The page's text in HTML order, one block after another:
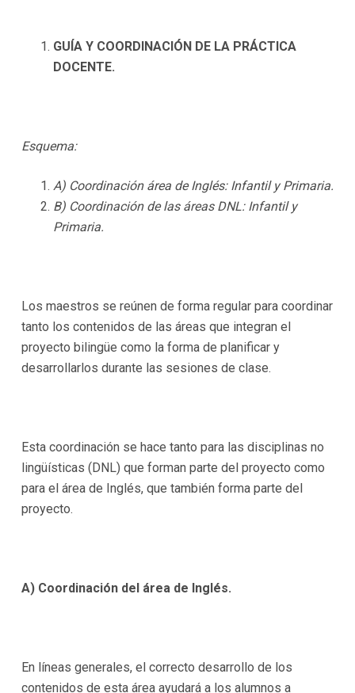
GUÍA Y COORDINACIÓN DE LA PRÁCTICA
DOCENTE.
Esquema:
A) Coordinación área de Inglés: Infantil y Primaria.
B) Coordinación de las áreas DNL: Infantil y
Primaria.
Los maestros se reúnen de forma regular para coordinar
tanto los contenidos de las áreas que integran el
proyecto bilingüe como la forma de planificar y
desarrollarlos durante las sesiones de clase.
Esta coordinación se hace tanto para las disciplinas no
lingüísticas (DNL) que forman parte del proyecto como
para el área de Inglés, que también forma parte del
proyecto.
A) Coordinación del área de Inglés.
En líneas generales, el correcto desarrollo de los
contenidos de esta área ayudará a los alumnos a